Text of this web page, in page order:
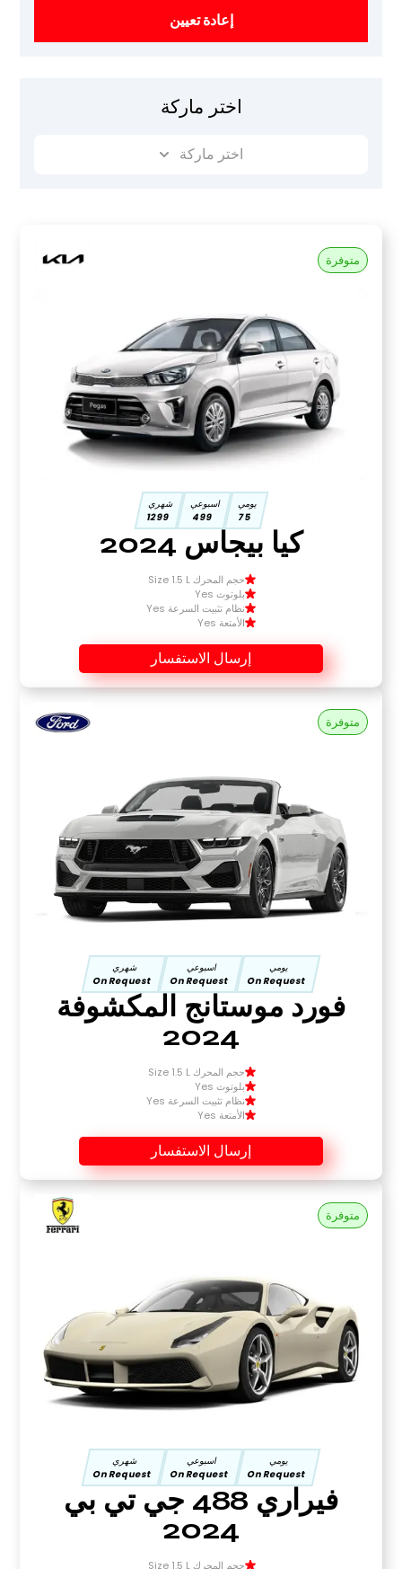
إعادة تعيين
اختر ماركة
اختر ماركة
متوفرة
يومي
75
اسبوعي
499
شهري
1299
كيا بيجاس 2024
حجم المحرك Size 1.5 L
بلوتوث Yes
نظام تثبيت السرعة Yes
الأمتعة Yes
إرسال الاستفسار
متوفرة
يومي
On Request
اسبوعي
On Request
شهري
On Request
فورد موستانج المكشوفة
2024
حجم المحرك Size 1.5 L
بلوتوث Yes
نظام تثبيت السرعة Yes
الأمتعة Yes
إرسال الاستفسار
متوفرة
يومي
On Request
اسبوعي
On Request
شهري
On Request
فيراري 488 جي تي بي
2024
حجم المحرك Size 1.5 L